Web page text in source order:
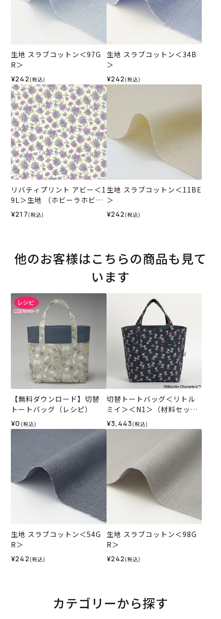
生地 スラブコットン＜97G
R＞
¥242 (税込)
生地 スラブコットン＜34B
＞
¥242 (税込)
リバティプリント アビー＜1
9L＞生地 （ホビーラホビー
レオリジナル）2024ES
¥217 (税込)
生地 スラブコットン＜11BE
＞
¥242 (税込)
他のお客様はこちらの商品も見て
います
【無料ダウンロード】切替
トートバッグ（レシピ）
¥0 (税込)
切替トートバッグ＜リトル
ミイ＞＜N1＞（材料セッ
ト）
¥3,443 (税込)
生地 スラブコットン＜54G
R＞
¥242 (税込)
生地 スラブコットン＜98G
R＞
¥242 (税込)
カテゴリーから探す